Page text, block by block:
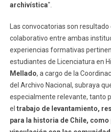
archivística".
Las convocatorias son
colaborativo entre ambas
experiencias formativas
estudiantes de Licenciatura en
Mellado, a cargo de la
del Archivo Nacional, subraya
especialmente relevante, tanto
el trabajo de levantamiento,
para la historia de Chile,